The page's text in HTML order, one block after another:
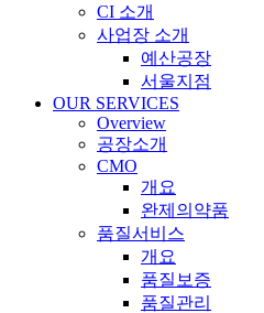
CI 소개
사업장 소개
예산공장
서울지점
OUR SERVICES
Overview
공장소개
CMO
개요
완제의약품
품질서비스
개요
품질보증
품질관리